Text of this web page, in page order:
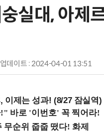
실대, 아제
업데이트 : 2024-04-01 13:51
이제는 성과! (8/27 잠실역)